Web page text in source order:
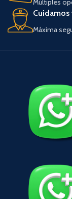
Múltiples
Cuidamos
Máxima